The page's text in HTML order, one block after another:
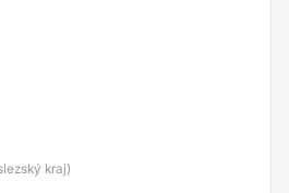
kraj)